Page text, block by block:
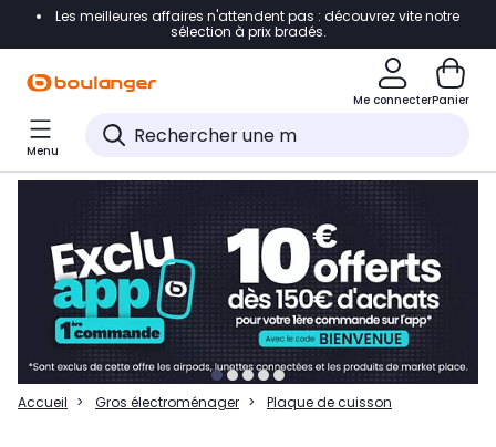
Accéder directement à la navigation
Accéder directement à la liste des produits
Accéder directement au contenu
Accéder directement au pied de page
Accéder directement au chatbot
Les meilleures affaires n'attendent pas : découvrez vite notre
sélection à prix bradés.
Me connecterPanier
Menu
Accueil Gros électroménager Plaque de cuisson